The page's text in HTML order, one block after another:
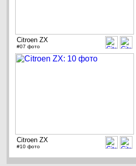
Citroen ZX
#07 фото
Citroen ZX
#10 фото